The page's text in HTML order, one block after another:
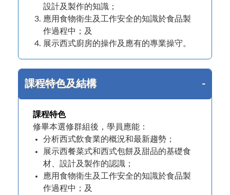
設計及製作的知識；
應用食物衛生及工作安全的知識於食品製
作過程中；及
展示西式廚房的操作及應有的專業操守。
課程特色及結構
課程特色
修畢本選修群組後，學員應能：
分析西式飲食業的概況和最新趨勢；
展示西餐菜式和西式包餅及甜品的基礎食
材、設計及製作的認識；
應用食物衛生及工作安全的知識於食品製
作過程中；及